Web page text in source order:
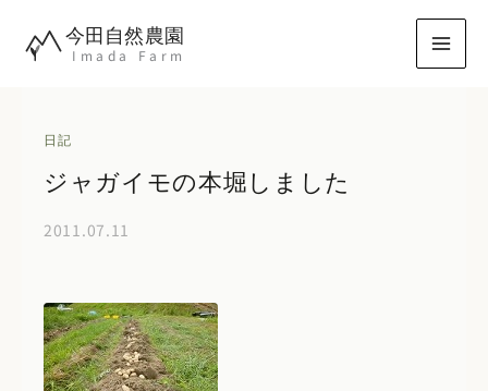
今田自然農園
Imada Farm
日記
ジャガイモの本堀しました
2011.07.11